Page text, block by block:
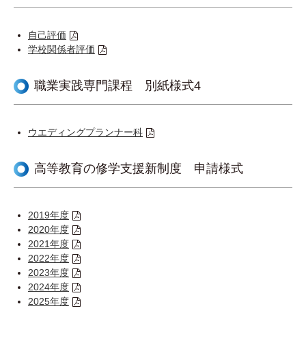
自己評価
学校関係者評価
職業実践専門課程 別紙様式4
ウエディングプランナー科
高等教育の修学支援新制度 申請様式
2019年度
2020年度
2021年度
2022年度
2023年度
2024年度
2025年度